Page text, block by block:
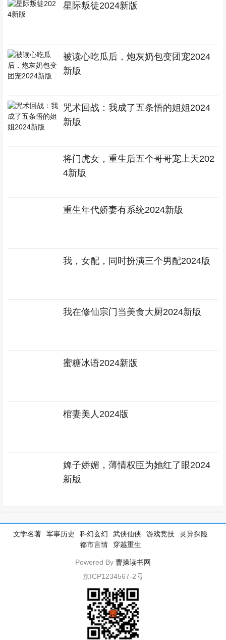
星际叛徒2024新版
被读心吃瓜后，炮灰奶包变团宠2024
新版
咒术回战：我成了五条悟的姐姐2024
新版
将门虎女，重生后五个哥哥宠上天202
4新版
重生年代娇妻有系统2024新版
我，女配，同时扮演三个男配2024版
我在修仙宗门当美食大厨2024新版
蜜糖冰语2024新版
棺妻美人2024版
婢子娇媚，薄情权臣为她红了眼2024
新版
文学名著 军事历史 科幻玄幻 武侠仙侠 游戏竞技
灵异探险
都市言情
穿越重生
Powered By 曹操读书网
京ICP1234567-2号